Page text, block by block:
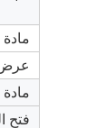
مادة
عرض
مادة
فتح